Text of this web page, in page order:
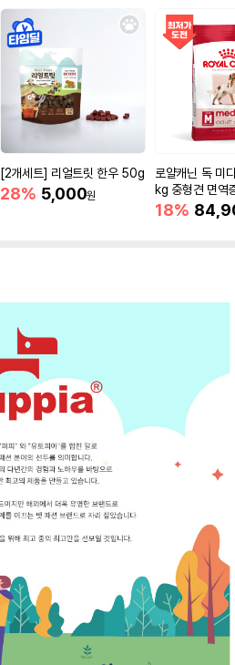
[2개세트] 리얼트릿 한우 50g
28% 5,000원
로얄캐닌 독 미
kg 중형견 면역
18%